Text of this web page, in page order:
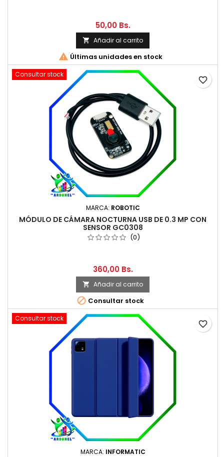
50,00 Bs.
 Añadir al carrito
 Últimas unidades en stock
Consultar stock
MARCA: ROBOTIC
MÓDULO DE CÁMARA NOCTURNA USB DE 0.3 MP CON
SENSOR GC0308
(0)
360,00 Bs.
 Añadir al carrito
 Consultar stock
favorite_border
Consultar stock
MARCA: INFORMATIC
favorite_border